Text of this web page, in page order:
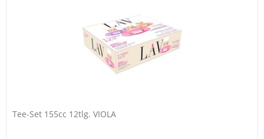
Tee-Set 155cc 12tlg. VIOLA